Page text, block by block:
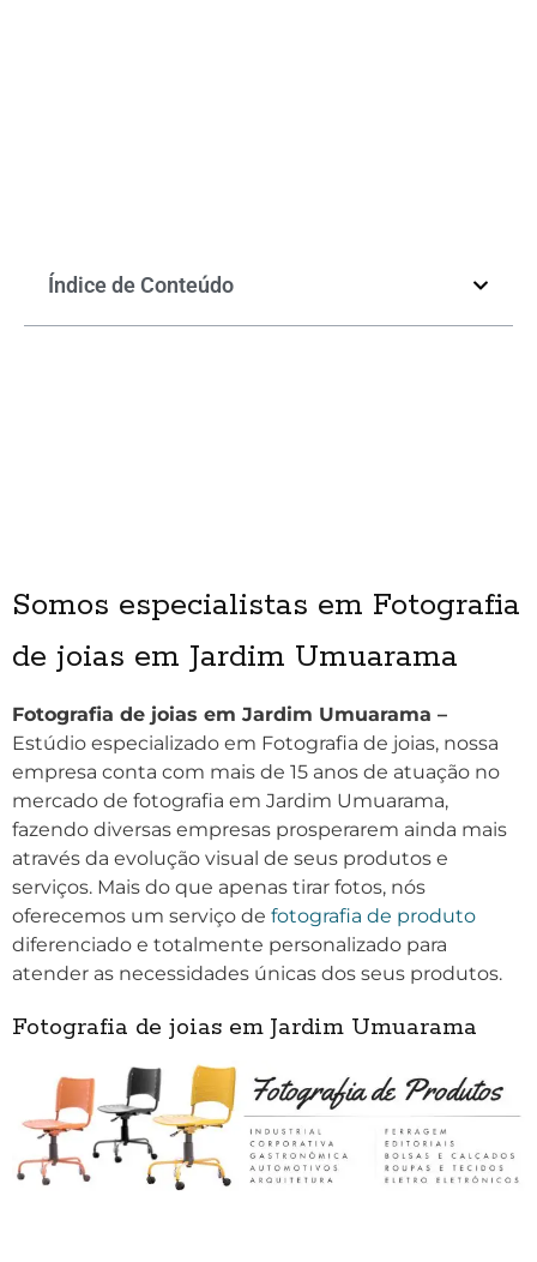
Índice de Conteúdo
Somos especialistas em Fotografia
de joias em Jardim Umuarama
Fotografia de joias em Jardim Umuarama –
Estúdio especializado em Fotografia de joias, nossa
empresa conta com mais de 15 anos de atuação no
mercado de fotografia em Jardim Umuarama,
fazendo diversas empresas prosperarem ainda mais
através da evolução visual de seus produtos e
serviços. Mais do que apenas tirar fotos, nós
oferecemos um serviço de fotografia de produto
diferenciado e totalmente personalizado para
atender as necessidades únicas dos seus produtos.
Fotografia de joias em Jardim Umuarama